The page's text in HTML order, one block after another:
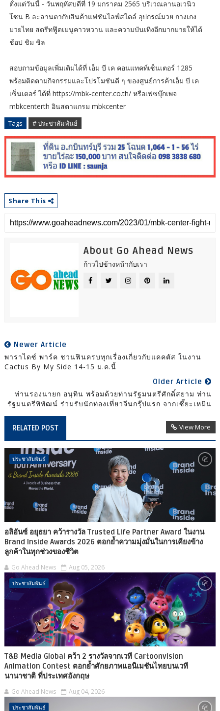
ตั้งแต่วันนี้ - วันพฤหัสบดีที่ 19 มกราคม 2565 บริเวณลานอเวนิว
โซน B ละลานตากับสินค้าแฟชันไลฟ์สไตล์ อุปกรณ์มวย กางเกง
มวยไทย สตรีทฟู๊ดเมนูคาวหวาน และความบันเทิงอีกมากมายให้ได้
ช้อป ชิม ชิล
สอบถามข้อมูลเพิ่มเติมได้ที่ เอ็ม บี เค คอนแทคท์เซ็นเตอร์ 1285
พร้อมติดตามกิจกรรมและโปรโมชันดี ๆ ของศูนย์การค้าเอ็ม บี เค
เซ็นเตอร์ ได้ที่ https://mbk-center.co.th/ หรือเฟซบุ๊กเพจ
mbkcenterth อินสตาแกรม mbkcenter
Tags # ประชาสัมพันธ์
Share This
About Go Ahead News
ก้าวไปข้างหน้ากับเรา
Newer Article
พาราไดซ์ พาร์ค ชวนฟินครบทุกเรื่องเกี่ยวกับแคคตัส ในงาน
Cactus By My Side 14-15 ม.ค.นี้
Older Article
ท่านรองนายก อนุทิน พร้อมด้วยท่านรัฐมนตรีศักดิ์สยาม ท่าน
รัฐมนตรีพิพัฒน์ ร่วมรับนักท่องเที่ยวจีนกรุ๊ปแรก จากเซี๊ยะเหมิน
RELATED POST View More
ประชาสัมพันธ์
อลิอันซ์ อยุธยา คว้ารางวัล Trusted Life Partner Award ในงาน
Brand Inside Awards 2026 ตอกย้ำความมุ่งมั่นในการเคียงข้าง
ลูกค้าในทุกช่วงของชีวิต
Go Ahead News Aug 05, 2026
ประชาสัมพันธ์
T&B Media Global คว้า 2 รางวัลจากเวที Cartoonvision
Animation Contest ตอกย้ำศักยภาพแอนิเมชันไทยบนเวที
นานาชาติ ที่ประเทศอังกฤษ
Go Ahead News Aug 04, 2026
ประชาสัมพันธ์